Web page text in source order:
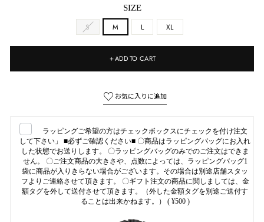
SIZE
S
M L XL
＋ADD TO CART
ラッピングご希望の方はチェックボックスにチェックを付け注文
して下さい」 ■必ずご確認ください■ 〇商品はラッピングバッグにお入れ
した状態でお送りします。 〇ラッピングバッグのみでのご注文はできま
せん。 〇ご注文商品の大きさや、点数によっては、ラッピングバッグ1
袋に商品が入りきらない場合がございます。その場合は別途店舗スタッ
フよりご連絡させて頂きます。 〇ギフト注文の商品に関しましては、金
額タグを外して送付させて頂きます。（外した金額タグを別途ご送付す
ることは出来かねます。） ( ¥500 )